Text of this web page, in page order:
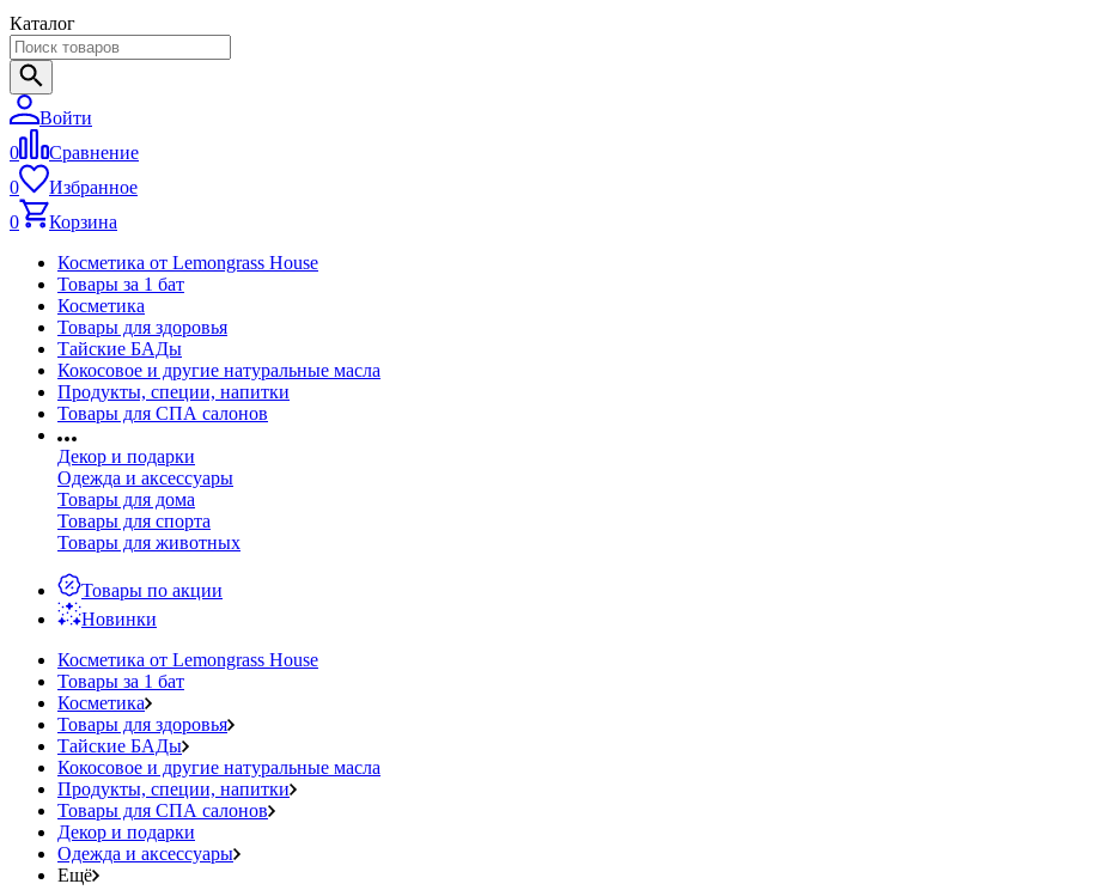
Каталог
Войти
0
Сравнение
0
Избранное
0
Корзина
Косметика от Lemongrass House
Товары за 1 бат
Косметика
Товары для здоровья
Тайские БАДы
Кокосовое и другие натуральные масла
Продукты, специи, напитки
Товары для СПА салонов
Декор и подарки
Одежда и аксессуары
Товары для дома
Товары для спорта
Товары для животных
Товары по акции
Новинки
Косметика от Lemongrass House
Товары за 1 бат
Косметика
Товары для здоровья
Тайские БАДы
Кокосовое и другие натуральные масла
Продукты, специи, напитки
Товары для СПА салонов
Декор и подарки
Одежда и аксессуары
Ещё